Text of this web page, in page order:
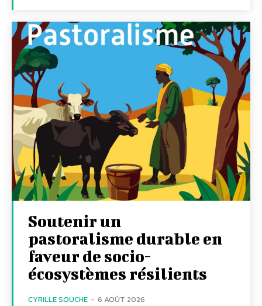
Soutenir un
pastoralisme durable en
faveur de socio-
écosystèmes résilients
CYRILLE SOUCHE - 6 AOÛT 2026